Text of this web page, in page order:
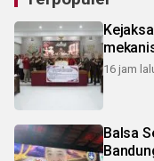
16 jam
Balsa